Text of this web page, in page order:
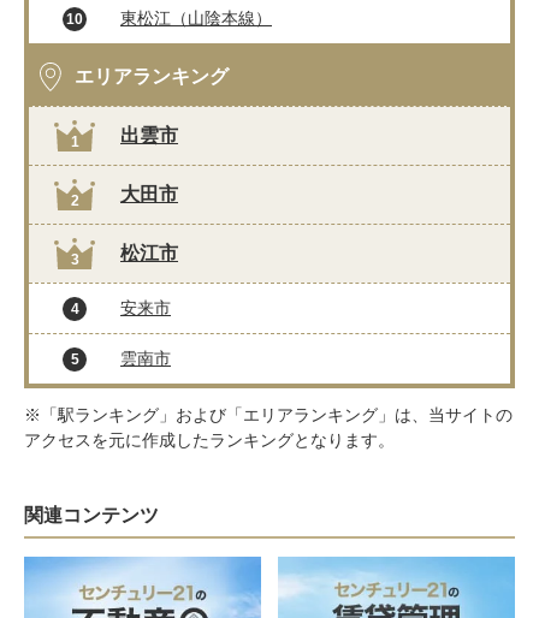
10 東松江（山陰本線）
エリアランキング
1 出雲市
2 大田市
3 松江市
4 安来市
5 雲南市
※「駅ランキング」および「エリアランキング」は、当サイトの
アクセスを元に作成したランキングとなります。
関連コンテンツ